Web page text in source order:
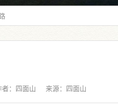
者：四面山 来源： 四面山